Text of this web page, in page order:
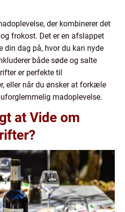
der kombinerer det
frokost. Det er en afslappet
din dag på, hvor du kan nyde
både søde og salte
er perfekte til
eller når du ønsker at forkæle
madoplevelse.
at Vide om